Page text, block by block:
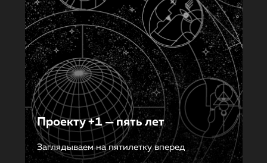
Проекту +1 — пять лет
Заглядываем на пятилетку вперед